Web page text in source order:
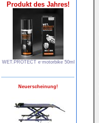
Produkt des Jahres!
WET.PROTECT e∙motorbike 50ml
Neuerscheinung!